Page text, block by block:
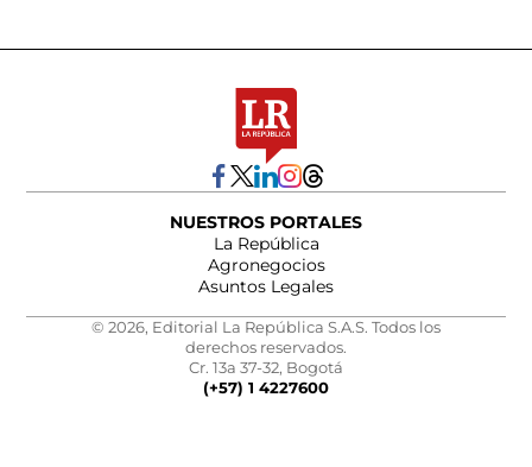
NUESTROS PORTALES
La República
Agronegocios
Asuntos Legales
© 2026, Editorial La República S.A.S. Todos los
derechos reservados.
Cr. 13a 37-32, Bogotá
(+57) 1 4227600